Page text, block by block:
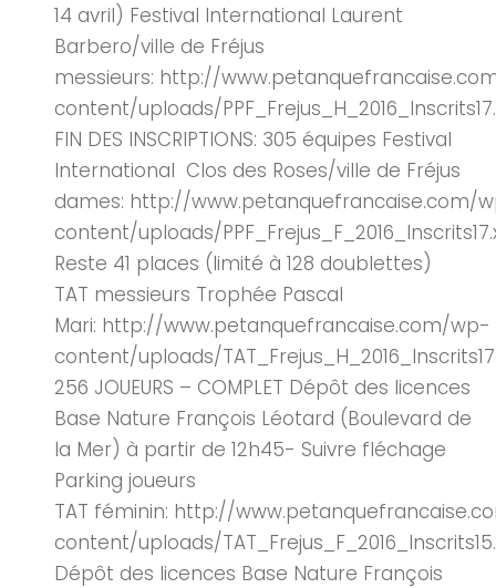
14 avril) Festival International Laurent
Barbero/ville de Fréjus
messieurs: http://
content/uploads/
FIN DES INSCRIPTIONS: 305 équipes Festival
International Clos des Roses/ville de Fréjus
dames: http://www.petanquefrancaise.com/
content/uploads/
Reste 41 places (limité à 128 doublettes)
TAT messieurs Trophée Pascal
Mari: http://www.petanquefrancaise.com/wp-
content/uploads/
256 JOUEURS – COMPLET Dépôt des licences
Base Nature François Léotard (Boulevard de
la Mer) à partir de 12h45- Suivre fléchage
Parking joueurs
TAT féminin: http://
content/uploads/
Dépôt des licences Base Nature François